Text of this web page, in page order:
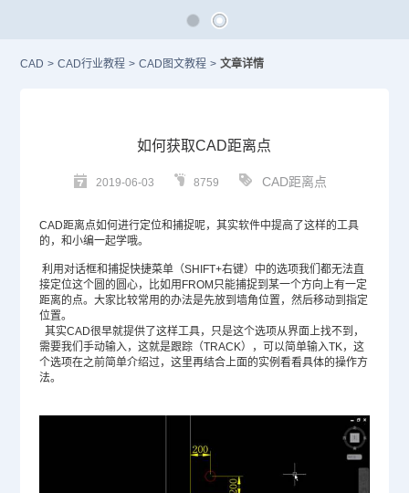
CAD > CAD行业教程 > CAD图文教程 > 文章详情
如何获取CAD距离点
2019-06-03 8759 CAD距离点
CAD距离点如何进行定位和捕捉呢，其实软件中提高了这样的工具
的，和小编一起学哦。
利用对话框和捕捉快捷菜单（SHIFT+右键）中的选项我们都无法直
接定位这个圆的圆心，比如用FROM只能捕捉到某一个方向上有一定
距离的点。大家比较常用的办法是先放到墙角位置，然后移动到指定
位置。
其实CAD很早就提供了这样工具，只是这个选项从界面上找不到，
需要我们手动输入，这就是跟踪（TRACK），可以简单输入TK，这
个选项在之前简单介绍过，这里再结合上面的实例看看具体的操作方
法。